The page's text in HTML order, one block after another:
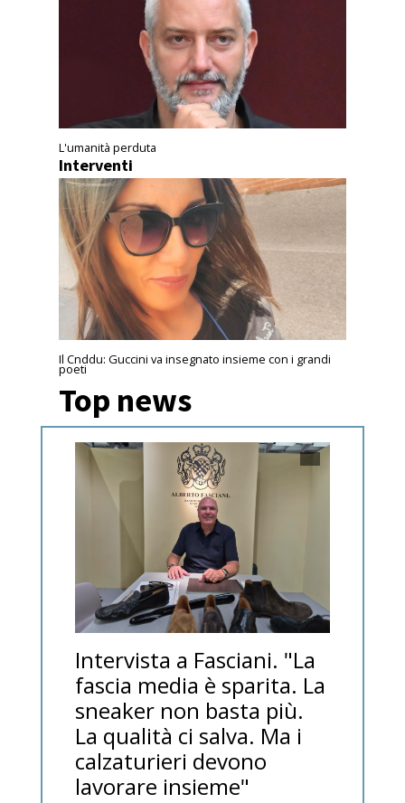
L'umanità perduta
Interventi
Il Cnddu: Guccini va insegnato insieme con i grandi
poeti
Top news
Intervista a Fasciani. "La
fascia media è sparita. La
sneaker non basta più.
La qualità ci salva. Ma i
calzaturieri devono
lavorare insieme"